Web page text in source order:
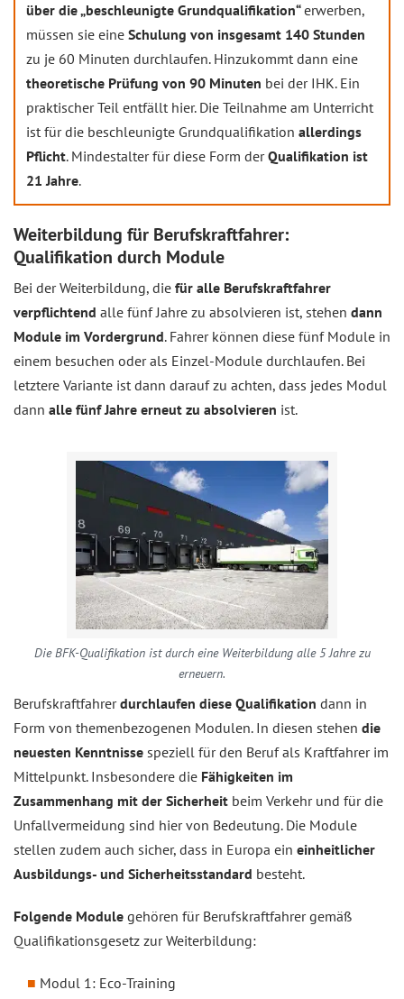
über die „beschleunigte Grundqualifikation“erwerben,
müssen sie eine Schulung von insgesamt 140 Stunden
zu je 60 Minuten durchlaufen. Hinzukommt dann eine
theoretische Prüfung von 90 Minuten bei der IHK. Ein
praktischer Teil entfällt hier. Die Teilnahme am Unterricht
ist für die beschleunigte Grundqualifikation allerdings
Pflicht. Mindestalter für diese Form derQualifikation ist
21 Jahre.
Weiterbildung für Berufskraftfahrer:
Qualifikation durch Module
Bei der Weiterbildung, die für alle Berufskraftfahrer
verpflichtend alle fünf Jahre zu absolvieren ist, stehen dann
Module im Vordergrund. Fahrer können diese fünf Module in
einem besuchen oder als Einzel-Module durchlaufen. Bei
letztere Variante ist dann darauf zu achten, dass jedes Modul
dann alle fünf Jahre erneut zu absolvieren ist.
Die BFK-Qualifikation ist durch eine Weiterbildung alle 5 Jahre zu
erneuern.
Berufskraftfahrerdurchlaufen diese Qualifikation dann in
Form von themenbezogenen Modulen. In diesen stehen die
neuesten Kenntnisse speziell für den Beruf als Kraftfahrer im
Mittelpunkt. Insbesondere die Fähigkeiten im
Zusammenhang mit der Sicherheit beim Verkehr und für die
Unfallvermeidung sind hier von Bedeutung. Die Module
stellen zudem auch sicher, dass in Europa ein einheitlicher
Ausbildungs- und Sicherheitsstandard besteht.
Folgende Module gehören für Berufskraftfahrer gemäß
Qualifikationsgesetz zur Weiterbildung:
Modul 1: Eco-Training